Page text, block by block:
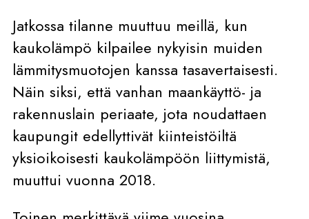
Jatkossa tilanne muuttuu meillä, kun
kaukolämpö kilpailee nykyisin muiden
lämmitysmuotojen kanssa tasavertaisesti.
Näin siksi, että vanhan maankäyttö- ja
rakennuslain periaate, jota noudattaen
kaupungit edellyttivät kiinteistöiltä
yksioikoisesti kaukolämpöön liittymistä,
muuttui vuonna 2018.